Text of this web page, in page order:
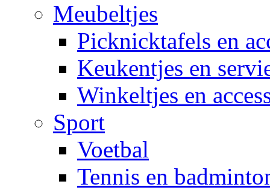
Meubeltjes
Picknicktafels en
Keukentjes en
Winkeltjes en
Sport
Voetbal
Tennis en